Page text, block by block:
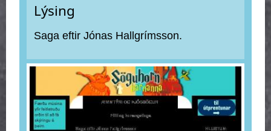
Lýsing
Saga eftir Jónas Hallgrímsson.